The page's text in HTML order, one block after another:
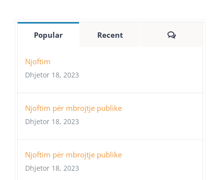
Popular Recent Comments
Njoftim
Dhjetor 18, 2023
Njoftim për mbrojtje publike
Dhjetor 18, 2023
Njoftim për mbrojtje publike
Dhjetor 18, 2023